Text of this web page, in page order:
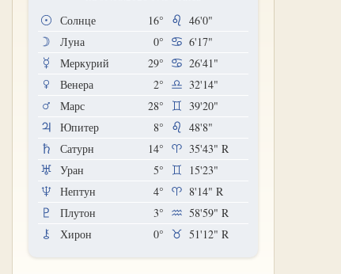
Солнце 16°
46'0"
Луна
0°
6'17"
Меркурий
29°
26'41"
Венера
2°
32'14"
Марс
28°
39'20"
Юпитер
8°
48'8"
Сатурн
14° 35'43" R
Уран
5°
15'23"
Нептун
4° 8'14" R
Плутон
3° 58'59" R
Хирон
0° 51'12" R